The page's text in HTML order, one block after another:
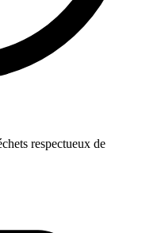
respectueux de